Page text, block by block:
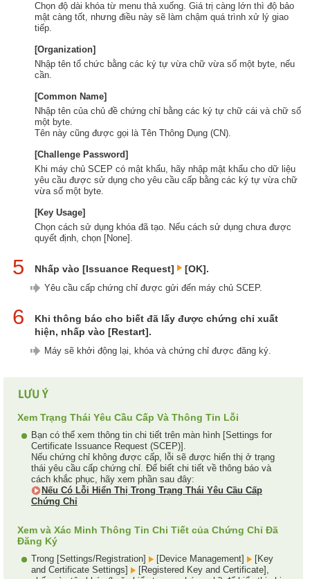
Chọn độ dài khóa từ menu thả xuống. Giá trị càng lớn thì độ bảo
mật càng tốt, nhưng điều này sẽ làm chậm quá trình xử lý giao
tiếp.
[Organization]
Nhập tên tổ chức bằng các ký tự vừa chữ vừa số một byte, nếu
cần.
[Common Name]
Nhập tên của chủ đề chứng chỉ bằng các ký tự chữ cái và chữ số
một byte.
Tên này cũng được gọi là Tên Thông Dụng (CN).
[Challenge Password]
Khi máy chủ SCEP có mật khẩu, hãy nhập mật khẩu cho dữ liệu
yêu cầu được sử dụng cho yêu cầu cấp bằng các ký tự vừa chữ
vừa số một byte.
[Key Usage]
Chọn cách sử dụng khóa đã tạo. Nếu cách sử dụng chưa được
quyết định, chọn [None].
5 Nhấp vào [Issuance Request] [OK].
Yêu cầu cấp chứng chỉ được gửi đến máy chủ SCEP.
6
Khi thông báo cho biết đã lấy được chứng chỉ xuất
hiện, nhấp vào [Restart].
Máy sẽ khởi động lại, khóa và chứng chỉ được đăng ký.
Xem Trạng Thái Yêu Cầu Cấp Và Thông Tin Lỗi
Bạn có thể xem thông tin chi tiết trên màn hình [Settings for
Certificate Issuance Request (SCEP)].
Nếu chứng chỉ không được cấp, lỗi sẽ được hiển thị ở trạng
thái yêu cầu cấp chứng chỉ. Để biết chi tiết về thông báo và
cách khắc phục, hãy xem phần sau đây:
Nếu Có Lỗi Hiển Thị Trong Trạng Thái Yêu Cầu Cấp
Chứng Chỉ
Xem và Xác Minh Thông Tin Chi Tiết của Chứng Chỉ Đã
Đăng Ký
Trong [Settings/Registration] [Device Management]
[Key
and Certificate Settings]
[Registered Key and Certificate],